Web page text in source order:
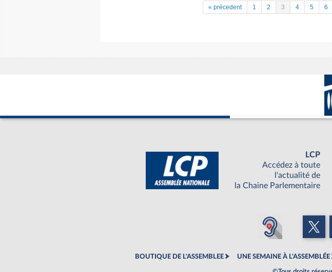
« précedent 1 2 3 4 5 6
LCP
Accédez à toute
l'actualité de
la Chaine Parlementaire
BOUTIQUE DE L'ASSEMBLEE UNE SEMAINE À L'ASSEMBLÉE